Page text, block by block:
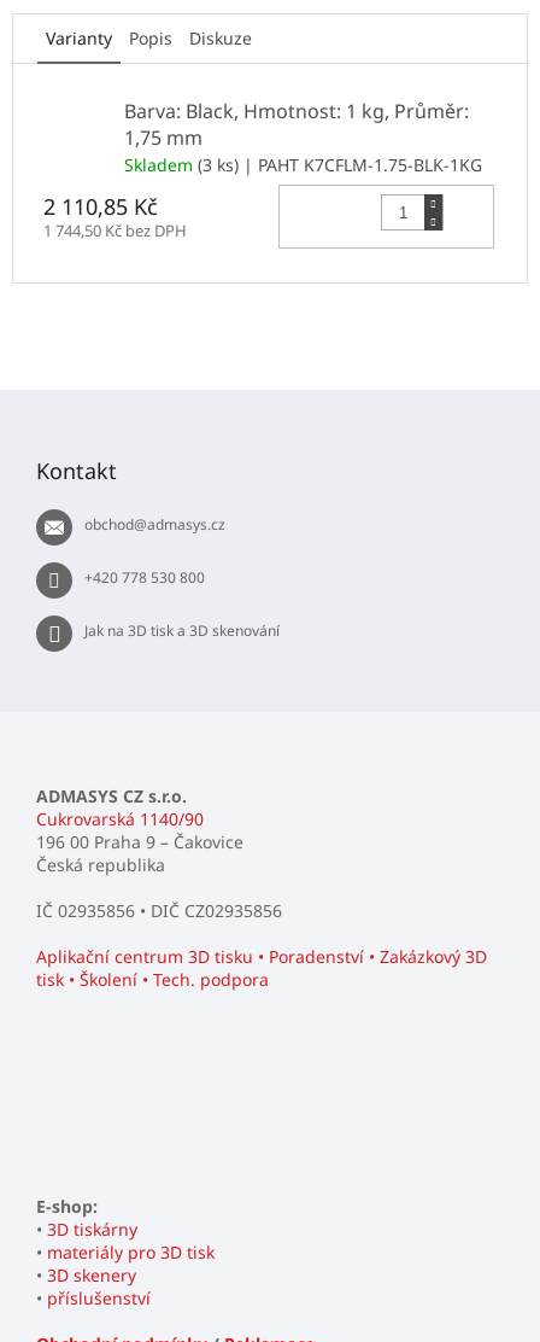
Varianty Popis Diskuze
Barva: Black, Hmotnost: 1 kg, Průměr:
1,75 mm
Skladem (3 ks) | PAHT K7CFLM-1.75-BLK-1KG
2 110,85 Kč
1 744,50 Kč bez DPH
Kontakt
obchod@admasys.cz
+420 778 530 800
Jak na 3D tisk a 3D skenování
ADMASYS CZ s.r.o.
Cukrovarská 1140/90
196 00 Praha 9 – Čakovice
Česká republika
IČ 02935856 • DIČ CZ02935856
Aplikační centrum 3D tisku • Poradenství • Zakázkový 3D
tisk • Školení • Tech. podpora
E-shop:
• 3D tiskárny
• materiály pro 3D tisk
• 3D skenery
• příslušenství